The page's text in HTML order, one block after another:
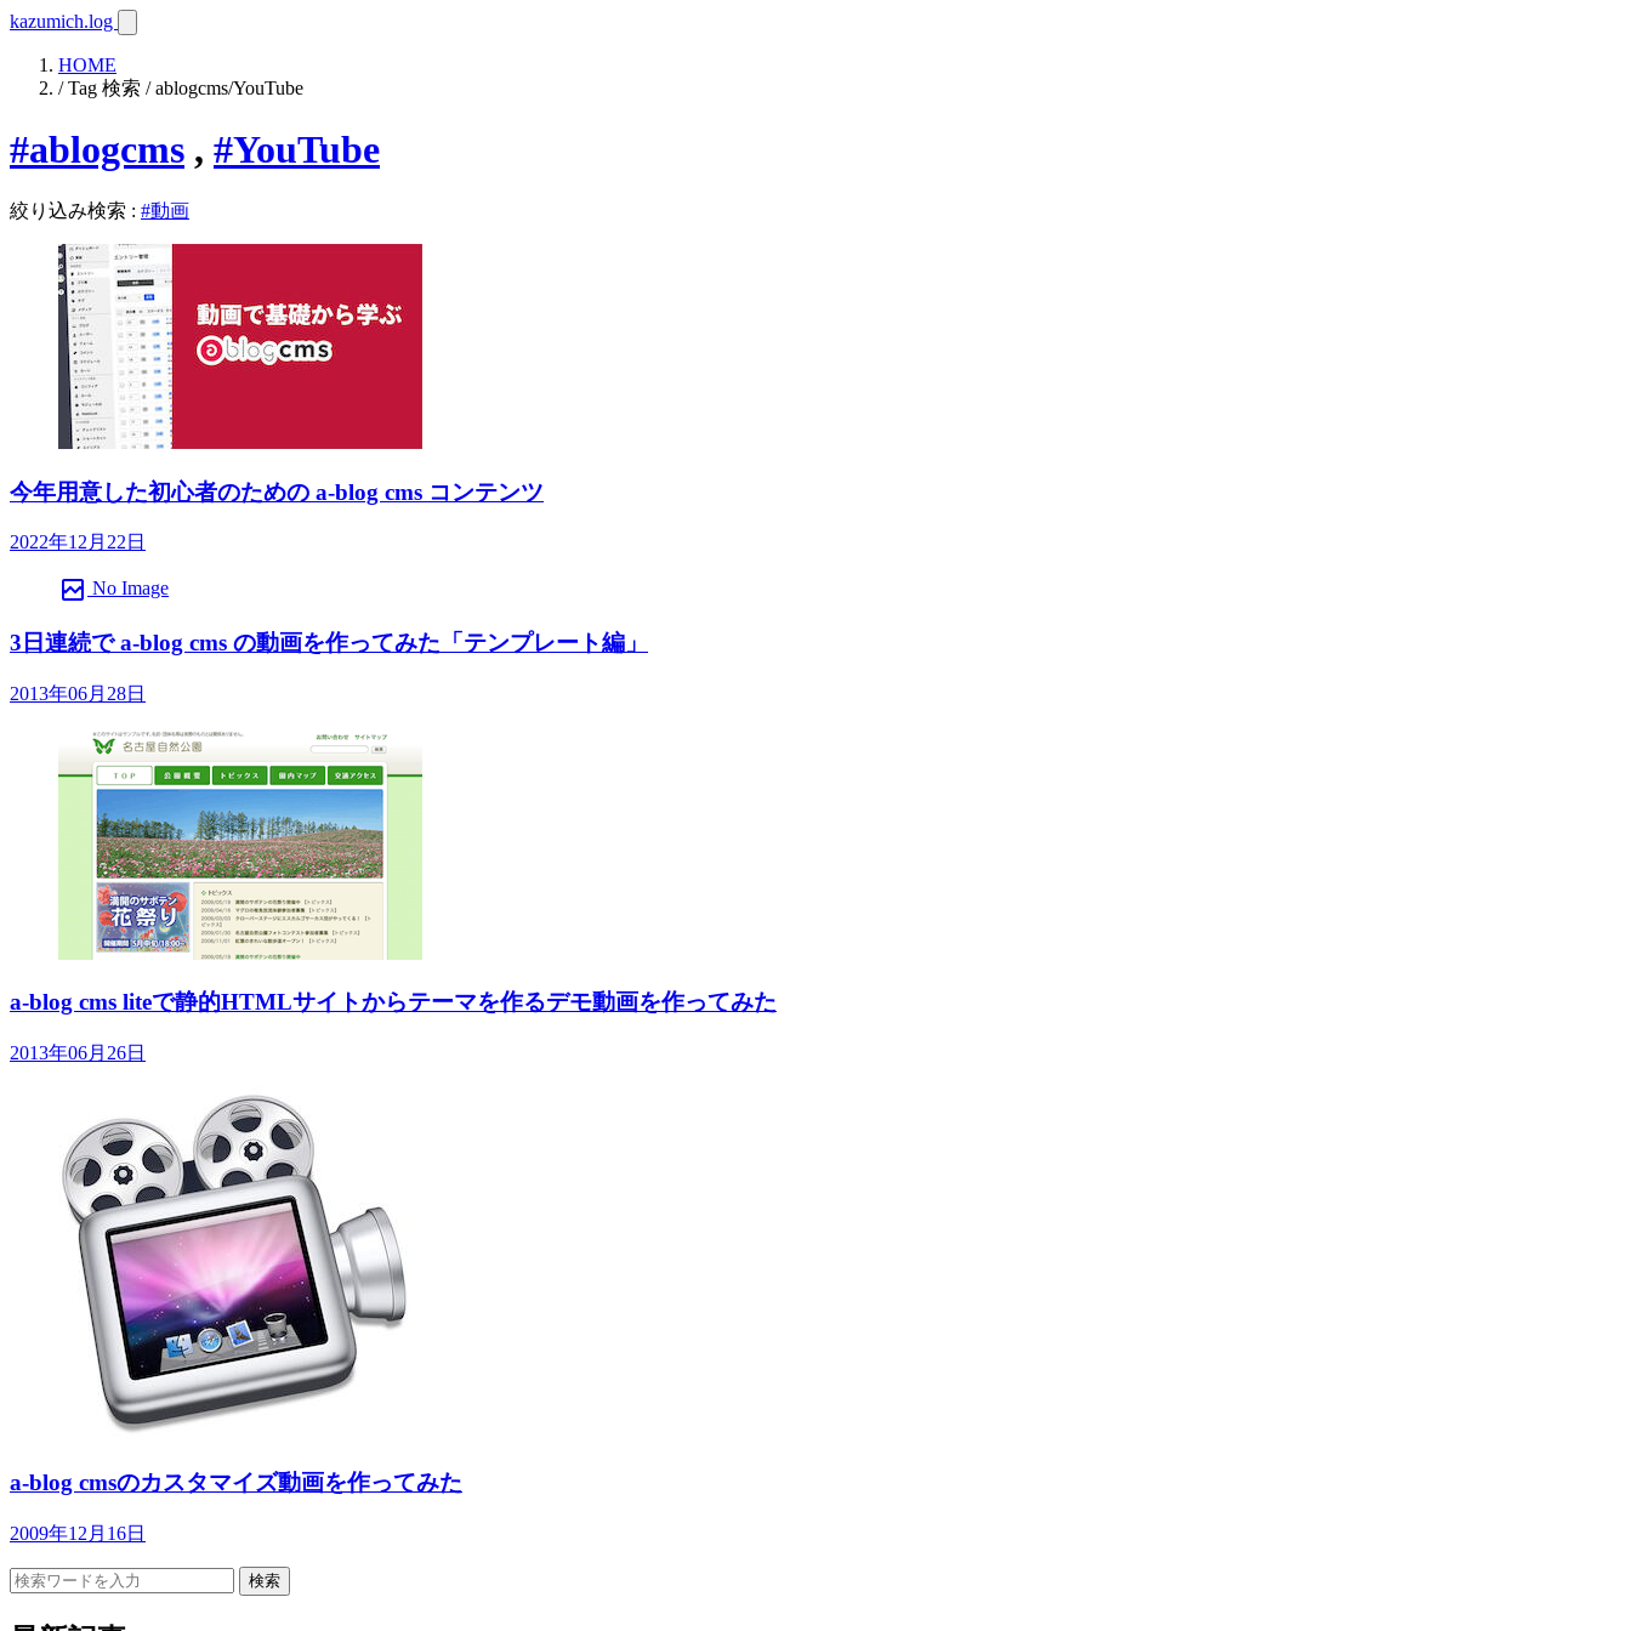
kazumich.log
HOME
/ Tag 検索 / ablogcms/YouTube
#ablogcms , #YouTube
絞り込み検索 : #動画
今年用意した初心者のための a-blog cms コンテンツ
2022年12月22日
broken_image No Image
3日連続で a-blog cms の動画を作ってみた「テンプレート編」
2013年06月28日
a-blog cms liteで静的HTMLサイトからテーマを作るデモ動画を作ってみた
2013年06月26日
a-blog cmsのカスタマイズ動画を作ってみた
2009年12月16日
検索